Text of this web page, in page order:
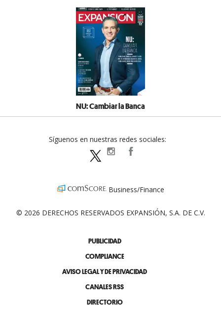
NU: Cambiar la Banca
PUBLICIDAD
COMPLIANCE
AVISO LEGAL Y DE PRIVACIDAD
CANALES RSS
DIRECTORIO
Síguenos en nuestras redes sociales:
expansionpolitica
Business/Finance
© 2026 DERECHOS RESERVADOS EXPANSIÓN, S.A. DE C.V.